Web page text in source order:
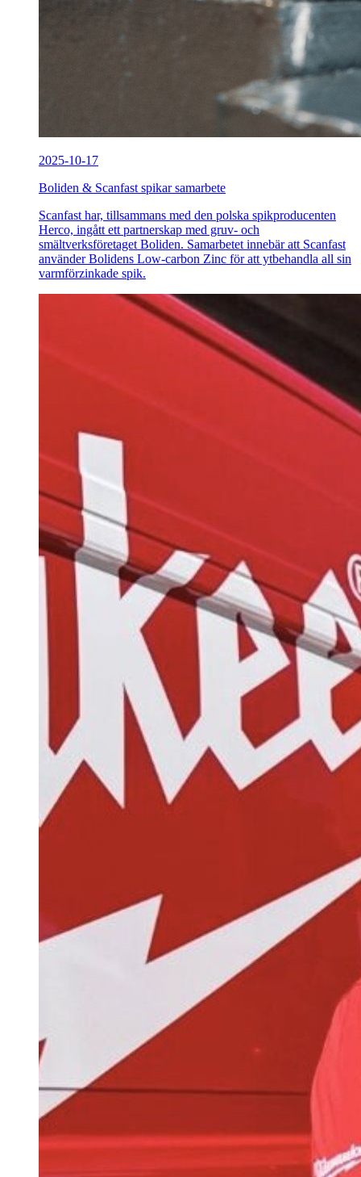
2025-10-17
Boliden & Scanfast spikar samarbete
Scanfast har, tillsammans med den polska spikproducenten
Herco, ingått ett partnerskap med gruv- och
smältverksföretaget Boliden. Samarbetet innebär att Scanfast
använder Bolidens Low-carbon Zinc för att ytbehandla all sin
varmförzinkade spik.